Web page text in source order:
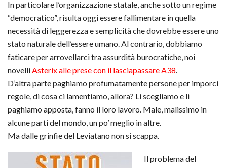
In particolare l’organizzazione statale, anche sotto un regime
“democratico”, risulta oggi essere fallimentare in quella
necessità di leggerezza e semplicità che dovrebbe essere uno
stato naturale dell’essere umano. Al contrario, dobbiamo
faticare per arrovellarci tra assurdità burocratiche, noi
novelli Asterix alle prese con il lasciapassare A38
D’altra parte paghiamo profumatamente persone per imporci
regole, di cosa ci lamentiamo, allora? Li scegliamo e li
paghiamo apposta, fanno il loro lavoro. Male, malissimo in
alcune parti del mondo, un po’ meglio in altre.
Ma dalle grinfie del Leviatano non si scappa.
Il problema del